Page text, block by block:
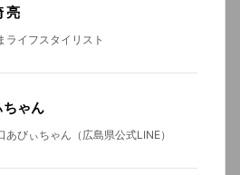
亮
ライフスタイリスト
ちゃん
あびぃちゃん（広島県公式LINE）